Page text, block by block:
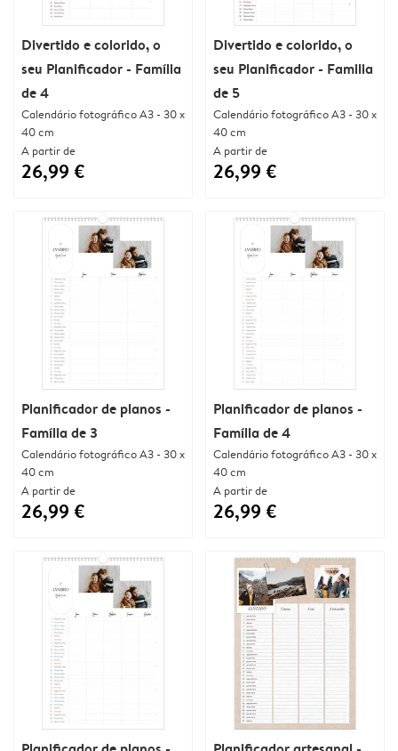
Divertido e colorido, o
seu Planificador - Família
de 4
Calendário fotográfico A3 - 30 x
40 cm
A partir de
26,99 €
Divertido e colorido, o
seu Planificador - Familia
de 5
Calendário fotográfico A3 - 30 x
40 cm
A partir de
26,99 €
Planificador de planos -
Família de 3
Calendário fotográfico A3 - 30 x
40 cm
A partir de
26,99 €
Planificador de planos -
Família de 4
Calendário fotográfico A3 - 30 x
40 cm
A partir de
26,99 €